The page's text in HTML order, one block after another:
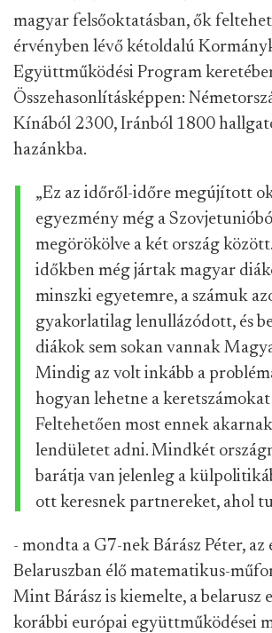
magyar felsőoktatásban, ők
érvényben lévő kétoldalú
Együttműködési Program
Összehasonlításképpen:
Kínából 2300, Iránból 1800
hazánkba.
„Ez az időről-időre megújított
egyezmény még a
megörökölve a két ország
időkben még jártak magyar
minszki egyetemre, a számuk
gyakorlatilag lenullázódott, és
diákok sem sokan vannak
Mindig az volt inkább a
hogyan lehetne a
Feltehetően most ennek
lendületet adni. Mindkét
barátja van jelenleg a
ott keresnek partnereket, ahol
- mondta a G7-nek Bárász Péter,
Belaruszban élő matematikus-
Mint Bárász is kiemelte, a belarusz
korábbi európai együttműködései